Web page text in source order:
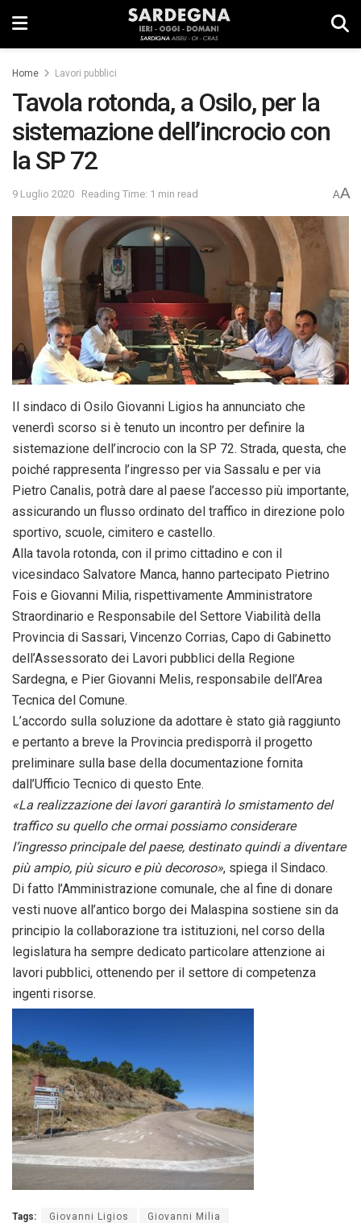
Home Lavori pubblici
Tavola rotonda, a Osilo, per la
sistemazione dell’incrocio con
la SP 72
9 Luglio 2020 Reading Time: 1 min read AA
Il sindaco di Osilo Giovanni Ligios ha annunciato che
venerdì scorso si è tenuto un incontro per definire la
sistemazione dell’incrocio con la SP 72. Strada, questa, che
poiché rappresenta l’ingresso per via Sassalu e per via
Pietro Canalis, potrà dare al paese l’accesso più importante,
assicurando un flusso ordinato del traffico in direzione polo
sportivo, scuole, cimitero e castello.
Alla tavola rotonda, con il primo cittadino e con il
vicesindaco Salvatore Manca, hanno partecipato Pietrino
Fois e Giovanni Milia, rispettivamente Amministratore
Straordinario e Responsabile del Settore Viabilità della
Provincia di Sassari, Vincenzo Corrias, Capo di Gabinetto
dell’Assessorato dei Lavori pubblici della Regione
Sardegna, e Pier Giovanni Melis, responsabile dell’Area
Tecnica del Comune.
L’accordo sulla soluzione da adottare è stato già raggiunto
e pertanto a breve la Provincia predisporrà il progetto
preliminare sulla base della documentazione fornita
dall’Ufficio Tecnico di questo Ente.
«La realizzazione dei lavori garantirà lo smistamento del
traffico su quello che ormai possiamo considerare
l’ingresso principale del paese, destinato quindi a diventare
più ampio, più sicuro e più decoroso», spiega il Sindaco.
Di fatto l’Amministrazione comunale, che al fine di donare
vesti nuove all’antico borgo dei Malaspina sostiene sin da
principio la collaborazione tra istituzioni, nel corso della
legislatura ha sempre dedicato particolare attenzione ai
lavori pubblici, ottenendo per il settore di competenza
ingenti risorse.
Tags: Giovanni Ligios Giovanni Milia